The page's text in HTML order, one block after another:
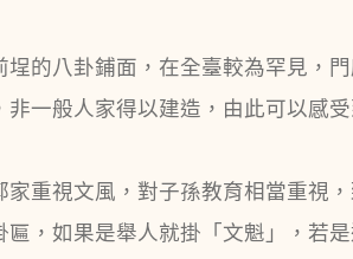
埕的八卦鋪面，在全臺較為罕見，
非一般人家得以建造，由此可以感
家重視文風，對子孫教育相當重視
匾，如果是舉人就掛「文魁」，若